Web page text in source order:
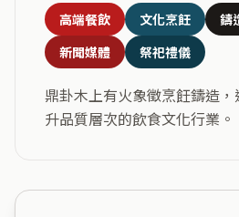
高端餐飲 文化烹飪
鑄
新聞媒體
祭祀禮儀
鼎卦木上有火象徵烹飪鑄造
升品質層次的飲食文化行業。